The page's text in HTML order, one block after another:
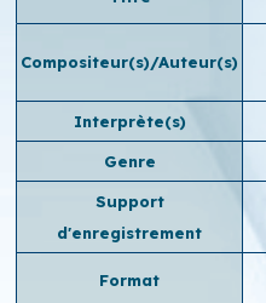
Compositeur(s)/Auteur(s)
Interprète(s)
Genre
Support
d'enregistrement
Format